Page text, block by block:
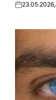
Оприлюднено
23.05.2026